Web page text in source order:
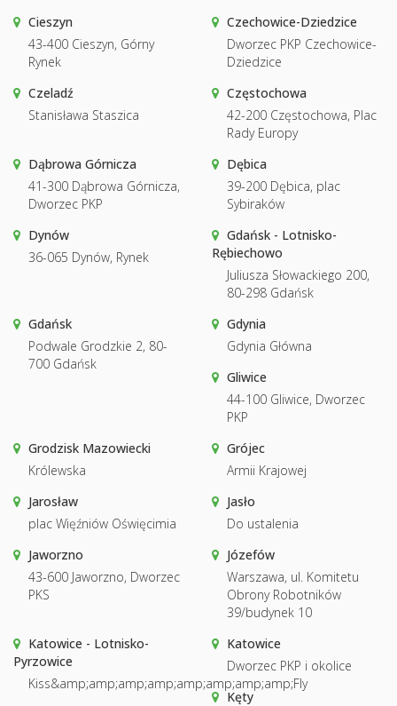
Cieszyn
43-400 Cieszyn, Górny
Rynek
Czechowice-Dziedzice
Dworzec PKP Czechowice-
Dziedzice
Czeladź
Stanisława Staszica
Częstochowa
42-200 Częstochowa, Plac
Rady Europy
Dąbrowa Górnicza
41-300 Dąbrowa Górnicza,
Dworzec PKP
Dębica
39-200 Dębica, plac
Sybiraków
Dynów
36-065 Dynów, Rynek
Gdańsk - Lotnisko-
Rębiechowo
Juliusza Słowackiego 200,
80-298 Gdańsk
Gdańsk
Podwale Grodzkie 2, 80-
700 Gdańsk
Gdynia
Gdynia Główna
Gliwice
44-100 Gliwice, Dworzec
PKP
Grodzisk Mazowiecki
Królewska
Grójec
Armii Krajowej
Jarosław
plac Więźniów Oświęcimia
Jasło
Do ustalenia
Jaworzno
43-600 Jaworzno, Dworzec
PKS
Józefów
Warszawa, ul. Komitetu
Obrony Robotników
39/budynek 10
Katowice - Lotnisko-
Pyrzowice
Kiss&amp;amp;amp;amp;amp;amp;amp;amp;Fly
Katowice
Dworzec PKP i okolice
Kęty